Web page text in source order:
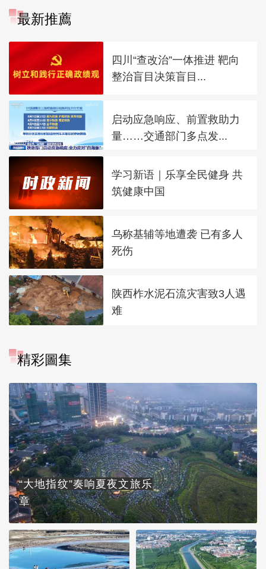
最新推薦
四川“查改治”一体推进 靶向
整治盲目决策盲目...
启动应急响应、前置救助力
量……交通部门多点发...
学习新语｜乐享全民健身 共
筑健康中国
乌称基辅等地遭袭 已有多人
死伤
陕西柞水泥石流灾害致3人遇
难
精彩圖集
“大地指纹”奏响夏夜文旅乐
章